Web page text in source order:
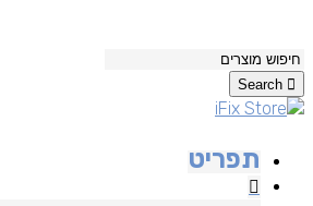
Search
תפריט